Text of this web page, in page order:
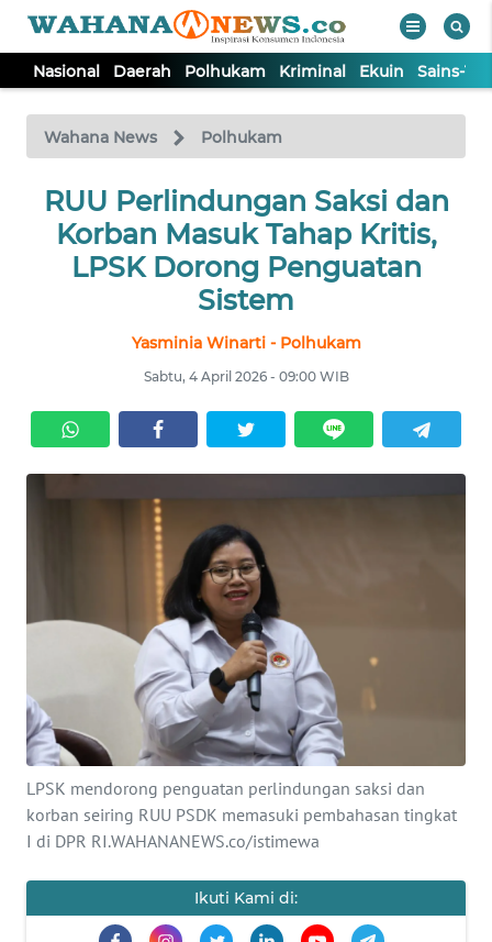
Nasional Daerah Polhukam Kriminal Ekuin Sains-
Wahana News Polhukam
RUU Perlindungan Saksi dan
Korban Masuk Tahap Kritis,
LPSK Dorong Penguatan
Sistem
Yasminia Winarti - Polhukam
Sabtu, 4 April 2026 - 09:00 WIB
LPSK mendorong penguatan perlindungan saksi dan
korban seiring RUU PSDK memasuki pembahasan tingkat
I di DPR RI.WAHANANEWS.co/istimewa
Ikuti Kami di:
TV
Tutup
NASIONAL
DAERAH
EKUIN
SAINS-TEKNO
INTERNASIONAL
PENDIDIKAN
OLAHRAGA
EDITORIAL